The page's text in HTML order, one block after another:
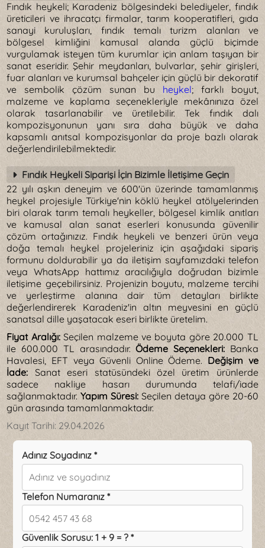
Fındık heykeli; Karadeniz bölgesindeki belediyeler, fındık
üreticileri ve ihracatçı firmalar, tarım kooperatifleri, gıda
sanayi kuruluşları, fındık temalı turizm alanları ve
bölgesel kimliğini kamusal alanda güçlü biçimde
vurgulamak isteyen tüm kurumlar için anlam taşıyan bir
sanat eseridir. Şehir meydanları, bulvarlar, şehir girişleri,
fuar alanları ve kurumsal bahçeler için güçlü bir dekoratif
ve sembolik çözüm sunan bu heykel; farklı boyut,
malzeme ve kaplama seçenekleriyle mekânınıza özel
olarak tasarlanabilir ve üretilebilir. Tek fındık dalı
kompozisyonunun yanı sıra daha büyük ve daha
kapsamlı anıtsal kompozisyonlar da proje bazlı olarak
değerlendirilebilmektedir.
Fındık Heykeli Siparişi İçin Bizimle İletişime Geçin
22 yılı aşkın deneyim ve 600'ün üzerinde tamamlanmış
heykel projesiyle Türkiye'nin köklü heykel atölyelerinden
biri olarak tarım temalı heykeller, bölgesel kimlik anıtları
ve kamusal alan sanat eserleri konusunda güvenilir
çözüm ortağınızız. Fındık heykeli ve benzeri ürün veya
doğa temalı heykel projeleriniz için aşağıdaki sipariş
formunu doldurabilir ya da iletişim sayfamızdaki telefon
veya WhatsApp hattımız aracılığıyla doğrudan bizimle
iletişime geçebilirsiniz. Projenizin boyutu, malzeme tercihi
ve yerleştirme alanına dair tüm detayları birlikte
değerlendirerek Karadeniz'in altın meyvesini en güçlü
sanatsal dille yaşatacak eseri birlikte üretelim.
Fiyat Aralığı:Seçilen malzeme ve boyuta göre 20.000 TL
ile 600.000 TL arasındadır. Ödeme Seçenekleri: Banka
Havalesi, EFT veya Güvenli Online Ödeme. Değişim ve
İade: Sanat eseri statüsündeki özel üretim ürünlerde
sadece nakliye hasarı durumunda telafi/iade
sağlanmaktadır. Yapım Süresi: Seçilen detaya göre 20-60
gün arasında tamamlanmaktadır.
Kayıt Tarihi: 29.04.2026
Adınız Soyadınız *
Telefon Numaranız *
Güvenlik Sorusu: 1 + 9 = ? *